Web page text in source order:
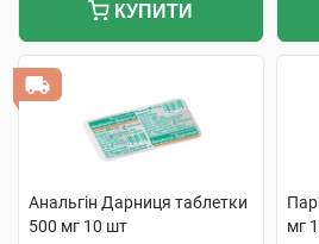
КУПИТИ
Анальгін Дарниця таблетки
500 мг 10 шт
мг